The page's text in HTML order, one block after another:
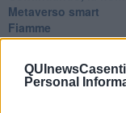
Personal
Metaverso smart
Fiamme
Anzi
Utopie
Estate